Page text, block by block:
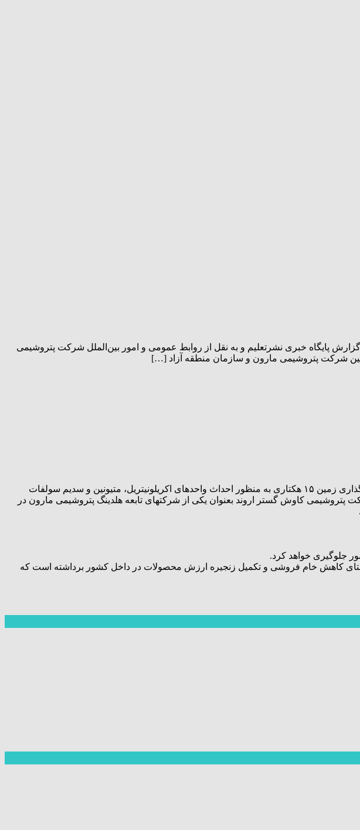
شد به گزارش پایگاه خبری نشرتعلیم و به نقل از روابط عمومی و امور بین‌الملل شرکت پتروشیمی
به گزارش پایگاه خبری نشرتعلیم و به نقل از روابط عمومی و امور بین‌الملل شرکت پتروشیمی مارون قرارداد واگذاری زمین ۱۵ هکتاری به منظور احداث واحدهای اکریلونیتریل، متیونین و سدیم سولفات
کاوش گستر اروند بعنوان یکی از شرکتهای تابعه هلدینگ پتروشیمی مارون در
جلوگیری خواهد کرد.
کاهش خام فروشی و تکمیل زنجیره ارزش محصولات در داخل کشور برداشته است که